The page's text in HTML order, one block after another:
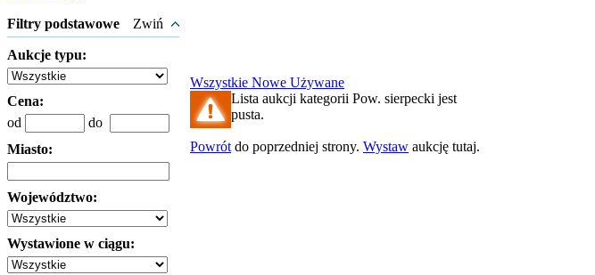
Filtry podstawowe Zwiń
Aukcje typu:
Cena:
od
do
Miasto:
Województwo:
Wystawione w ciągu:
Wszystkie Nowe Używane
Lista aukcji kategorii Pow. sierpecki jest
pusta.
Powrót do poprzedniej strony. Wystaw aukcję tutaj.